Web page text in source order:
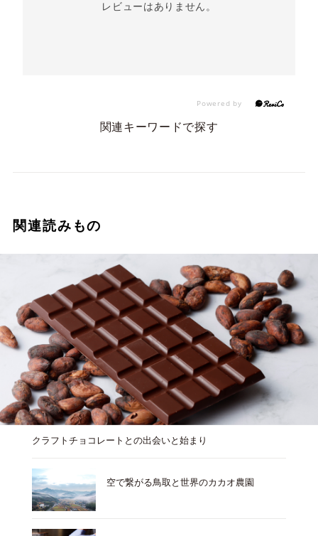
レビューはありません。
関連キーワードで探す
関連読みもの
クラフトチョコレートとの出会いと始まり
空で繋がる鳥取と世界のカカオ農園